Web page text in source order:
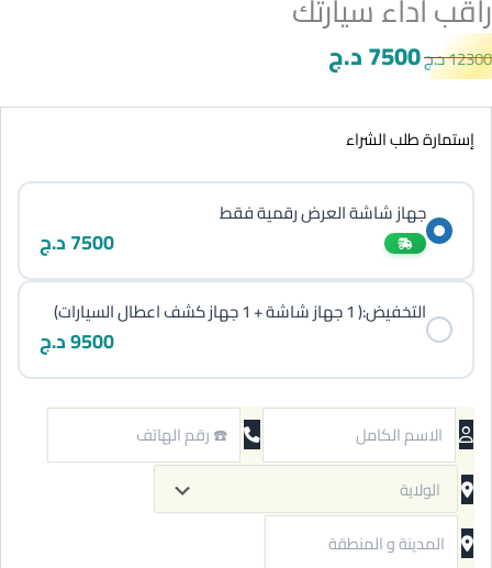
12300د.ج7500د.ج
إستمارة طلب الشراء
جهاز شاشة العرض رقمية فقط
7500د.ج
التخفيض:( 1 جهاز شاشة + 1 جهاز كشف اعطال السيارات)
9500د.ج